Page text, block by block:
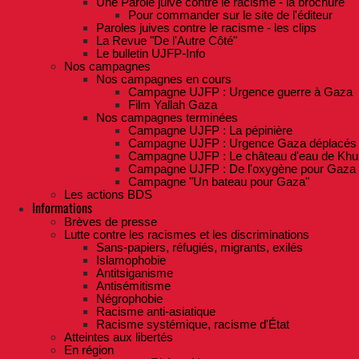
Pour commander sur le site de l'éditeur
Paroles juives contre le racisme - les clips
La Revue "De l'Autre Côté"
Le bulletin UJFP-Info
Nos campagnes
Nos campagnes en cours
Campagne UJFP : Urgence guerre à Gaza
Film Yallah Gaza
Nos campagnes terminées
Campagne UJFP : La pépinière
Campagne UJFP : Urgence Gaza déplacés
Campagne UJFP : Le château d'eau de
Campagne UJFP : De l'oxygène pour Gaza
Campagne "Un bateau pour Gaza"
Les actions BDS
Informations
Brèves de presse
Lutte contre les racismes et les discriminations
Sans-papiers, réfugiés, migrants, exilés
Islamophobie
Antitsiganisme
Antisémitisme
Négrophobie
Racisme anti-asiatique
Racisme systémique, racisme d'État
Atteintes aux libertés
En région